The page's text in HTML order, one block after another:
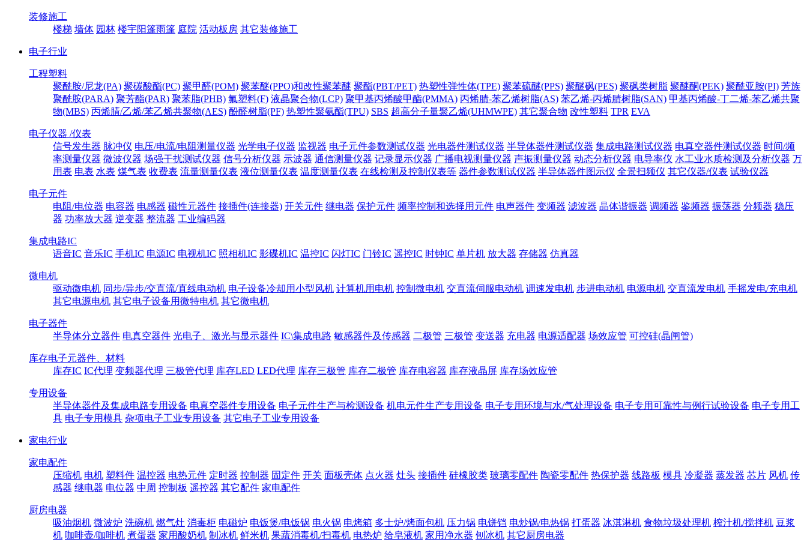
装修施工
楼梯 墙体 园林 楼宇阳篷雨篷 庭院 活动板房 其它装修施工
电子行业
工程塑料
聚酰胺/尼龙(PA) 聚碳酸酯(PC) 聚甲醛(POM) 聚苯醚(PPO)和改性聚苯醚 聚酯(PBT/PET) 热塑性弹性体(TPE) 聚苯硫醚(PPS) 聚醚砜(PES) 聚砜类树脂 聚醚酮(PEK) 聚酰亚胺(PI) 芳族
聚酰胺(PARA) 聚芳酯(PAR) 聚苯脂(PHB) 氟塑料(F) 液晶聚合物(LCP) 聚甲基丙烯酸甲酯(PMMA) 丙烯腈-苯乙烯树脂(AS) 苯乙烯-丙烯腈树脂(SAN) 甲基丙烯酸-丁二烯-苯乙烯共聚
物(MBS) 丙烯腈/乙烯/苯乙烯共聚物(AES) 酚醛树脂(PF) 热塑性聚氨酯(TPU) SBS 超高分子量聚乙烯(UHMWPE) 其它聚合物 改性塑料 TPR EVA
电子仪器 /仪表
信号发生器 脉冲仪 电压/电流/电阻测量仪器 光学电子仪器 监视器 电子元件参数测试仪器 光电器件测试仪器 半导体器件测试仪器 集成电路测试仪器 电真空器件测试仪器 时间/频
率测量仪器 微波仪器 场强干扰测试仪器 信号分析仪器 示波器 通信测量仪器 记录显示仪器 广播电视测量仪器 声振测量仪器 动态分析仪器 电导率仪 水工业水质检测及分析仪器 万
用表 电表 水表 煤气表 收费表 流量测量仪表 液位测量仪表 温度测量仪表 在线检测及控制仪表等 器件参数测试仪器 半导体器件图示仪 全景扫频仪 其它仪器/仪表 试验仪器
电子元件
电阻/电位器 电容器 电感器 磁性元器件 接插件(连接器) 开关元件 继电器 保护元件 频率控制和选择用元件 电声器件 变频器 滤波器 晶体谐振器 调频器 鉴频器 振荡器 分频器 稳压
器 功率放大器 逆变器 整流器 工业编码器
集成电路IC
语音IC 音乐IC 手机IC 电源IC 电视机IC 照相机IC 影碟机IC 温控IC 闪灯IC 门铃IC 遥控IC 时钟IC 单片机 放大器 存储器 仿真器
微电机
驱动微电机 同步/异步/交直流/直线电动机 电子设备冷却用小型风机 计算机用电机 控制微电机 交直流伺服电动机 调速发电机 步进电动机 电源电机 交直流发电机 手摇发电/充电机
其它电源电机 其它电子设备用微特电机 其它微电机
电子器件
半导体分立器件 电真空器件 光电子、激光与显示器件 IC\集成电路 敏感器件及传感器 二极管 三极管 变送器 充电器 电源适配器 场效应管 可控硅(晶闸管)
库存电子元器件、材料
库存IC IC代理 变频器代理 三极管代理 库存LED LED代理 库存三极管 库存二极管 库存电容器 库存液晶屏 库存场效应管
专用设备
半导体器件及集成电路专用设备 电真空器件专用设备 电子元件生产与检测设备 机电元件生产专用设备 电子专用环境与水/气处理设备 电子专用可靠性与例行试验设备 电子专用工
具 电子专用模具 杂项电子工业专用设备 其它电子工业专用设备
家电行业
家电配件
压缩机 电机 塑料件 温控器 电热元件 定时器 控制器 固定件 开关 面板壳体 点火器 灶头 接插件 硅橡胶类 玻璃零配件 陶瓷零配件 热保护器 线路板 模具 冷凝器 蒸发器 芯片 风机 传
感器 继电器 电位器 中周 控制板 遥控器 其它配件 家电配件
厨房电器
吸油烟机 微波炉 洗碗机 燃气灶 消毒柜 电磁炉 电饭煲/电饭锅 电火锅 电烤箱 多士炉/烤面包机 压力锅 电饼铛 电炒锅/电热锅 打蛋器 冰淇淋机 食物垃圾处理机 榨汁机/搅拌机 豆浆
机 咖啡壶/咖啡机 煮蛋器 家用酸奶机 制冰机 鲜米机 果蔬消毒机/扫毒机 电热炉 给皂液机 家用净水器 刨冰机 其它厨房电器